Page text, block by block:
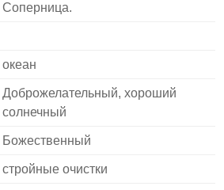
Соперница.
океан
Доброжелательный, хороший
солнечный
Божественный
стройные очистки